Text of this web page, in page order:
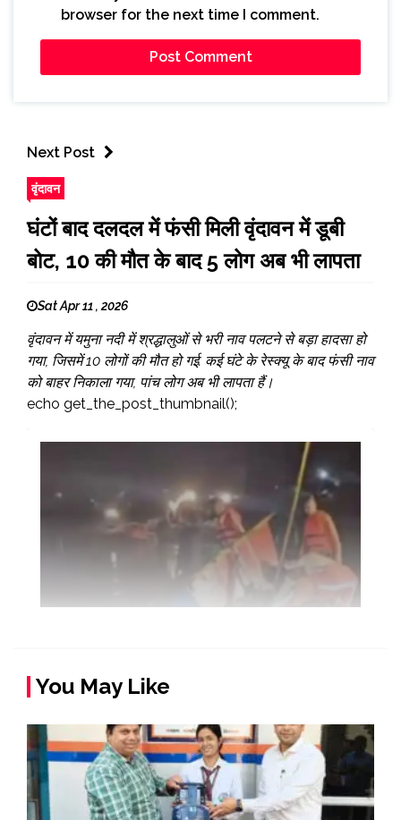
browser for the next time I comment.
Next Post
वृंदावन
घंटों बाद दलदल में फंसी मिली वृंदावन में डूबी
बोट, 10 की मौत के बाद 5 लोग अब भी लापता
Sat Apr 11 , 2026
वृंदावन में यमुना नदी में श्रद्धालुओं से भरी नाव पलटने से बड़ा हादसा हो
गया, जिसमें 10 लोगों की मौत हो गई. कई घंटे के रेस्क्यू के बाद फंसी नाव
को बाहर निकाला गया, पांच लोग अब भी लापता हैं।
echo get_the_post_thumbnail();
You May Like